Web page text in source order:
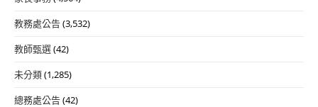
教務處公告(3,532)
教師甄選(42)
未分類(1,285)
總務處公告(42)